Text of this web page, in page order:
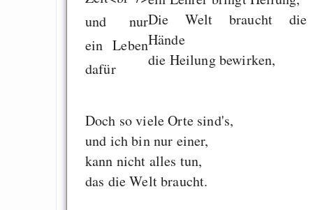
Die Welt braucht die
Hände
die Heilung bewirken,
Doch so viele Orte sind's,
und ich bin nur einer,
kann nicht alles tun,
das die Welt braucht.